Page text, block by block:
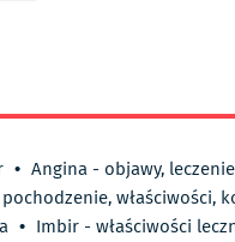
• Angina - objawy, leczenie
właściwości,
• Imbir - właściwości